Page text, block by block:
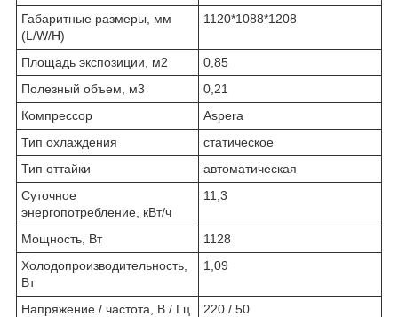
Габаритные размеры, мм
(L/W/H)
1120*1088*1208
Площадь экспозиции, м2
0,85
Полезный объем, м3
0,21
Компрессор
Aspera
Тип охлаждения
статическое
Тип оттайки
автоматическая
Суточное
энергопотребление, кВт/ч
11,3
Мощность, Вт
1128
Холодопроизводительность,
Вт
1,09
Напряжение / частота, В / Гц
220 / 50